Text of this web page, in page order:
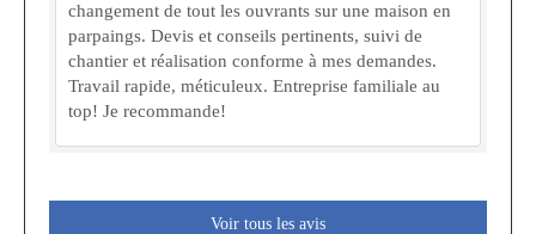
changement de tout les ouvrants sur une maison en
parpaings. Devis et conseils pertinents, suivi de
chantier et réalisation conforme à mes demandes.
Travail rapide, méticuleux. Entreprise familiale au
top! Je recommande!
Voir tous les avis